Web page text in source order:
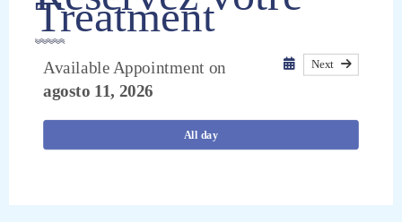
Treatment
Available Appointment on
agosto 11, 2026
Next
All day